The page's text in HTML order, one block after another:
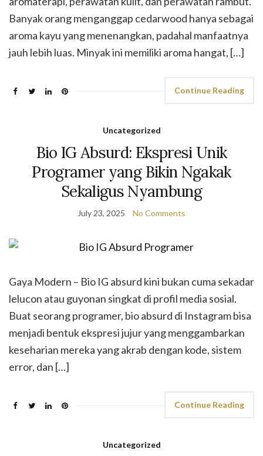
Banyak orang menganggap cedarwood hanya sebagai
aroma kayu yang menenangkan, padahal manfaatnya
jauh lebih luas. Minyak ini memiliki aroma hangat, […]
Continue Reading
Uncategorized
Bio IG Absurd: Ekspresi Unik
Programer yang Bikin Ngakak
Sekaligus Nyambung
July 23, 2025 No Comments
Gaya Modern – Bio IG absurd kini bukan cuma sekadar
lelucon atau guyonan singkat di profil media sosial.
Buat seorang programer, bio absurd di Instagram bisa
menjadi bentuk ekspresi jujur yang menggambarkan
keseharian mereka yang akrab dengan kode, sistem
error, dan […]
Continue Reading
Uncategorized